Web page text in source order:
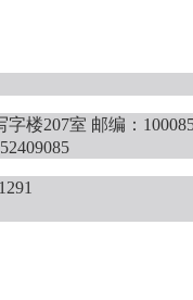
楼207室 邮编：